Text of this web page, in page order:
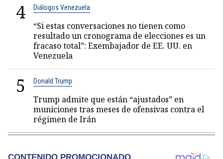
4 Diálogos Venezuela
“Si estas conversaciones no tienen como
resultado un cronograma de elecciones es un
fracaso total”: Exembajador de EE. UU. en
Venezuela
5 Donald Trump
Trump admite que están “ajustados” en
municiones tras meses de ofensivas contra el
régimen de Irán